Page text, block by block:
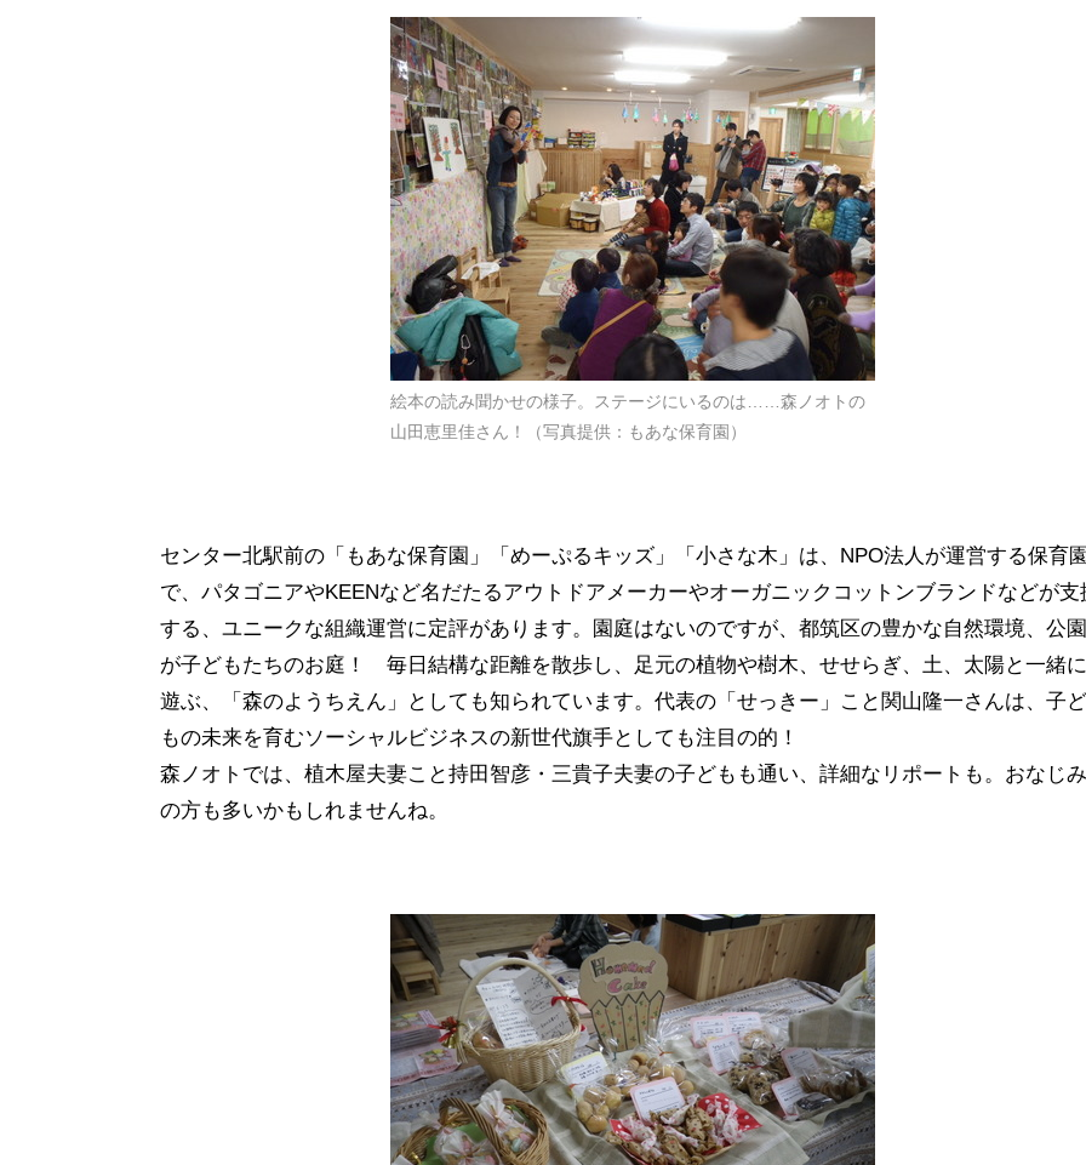
絵本の読み聞かせの様子。ステージにいるのは……森ノオトの
山田恵里佳さん！（写真提供：もあな保育園）
センター北駅前の「もあな保育園」「めーぷるキッズ」「小さな木」は、NPO法人が運営する保育園
で、パタゴニアやKEENなど名だたるアウトドアメーカーやオーガニックコットンブランドなどが支
する、ユニークな組織運営に定評があります。園庭はないのですが、都筑区の豊かな自然環境、公園
が子どもたちのお庭！ 毎日結構な距離を散歩し、足元の植物や樹木、せせらぎ、土、太陽と一緒に
遊ぶ、「森のようちえん」としても知られています。代表の「せっきー」こと関山隆一さんは、子ど
もの未来を育むソーシャルビジネスの新世代旗手としても注目の的！
森ノオトでは、植木屋夫妻こと持田智彦・三貴子夫妻の子どもも通い、詳細なリポートも。おなじみ
の方も多いかもしれませんね。